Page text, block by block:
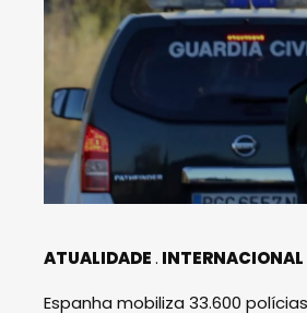
ATUALIDADE INTERNACIONAL
Espanha mobiliza 33.600